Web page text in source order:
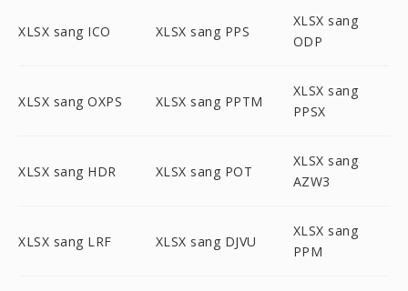
XLSX sang ICO XLSX sang PPS
XLSX sang
ODP
XLSX sang OXPS XLSX sang PPTM
XLSX sang
PPSX
XLSX sang HDR XLSX sang POT
XLSX sang
AZW3
XLSX sang LRF XLSX sang DJVU
XLSX sang
PPM